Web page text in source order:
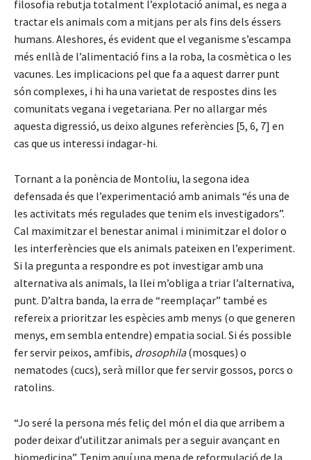
filosofia rebutja totalment l’explotació animal, es nega a
tractar els animals com a mitjans per als fins dels éssers
humans. Aleshores, és evident que el veganisme s’escampa
més enllà de l’alimentació fins a la roba, la cosmètica o les
vacunes. Les implicacions pel que fa a aquest darrer punt
són complexes, i hi ha una varietat de respostes dins les
comunitats vegana i vegetariana. Per no allargar més
aquesta digressió, us deixo algunes referències [5, 6, 7] en
cas que us interessi indagar-hi.
Tornant a la ponència de Montoliu, la segona idea
defensada és que l’experimentació amb animals “és una de
les activitats més regulades que tenim els investigadors”.
Cal maximitzar el benestar animal i minimitzar el dolor o
les interferències que els animals pateixen en l’experiment.
Si la pregunta a respondre es pot investigar amb una
alternativa als animals, la llei m’obliga a triar l’alternativa,
punt. D’altra banda, la erra de “reemplaçar” també es
refereix a prioritzar les espècies amb menys (o que generen
menys, em sembla entendre) empatia social. Si és possible
fer servir peixos, amfibis, drosophila(mosques) o
nematodes (cucs), serà millor que fer servir gossos, porcs o
ratolins.
“Jo seré la persona més feliç del món el dia que arribem a
poder deixar d’utilitzar animals per a seguir avançant en